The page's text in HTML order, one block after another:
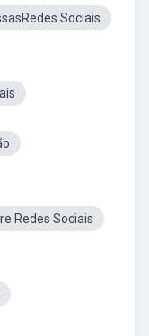
Sociais
Redes Sociais